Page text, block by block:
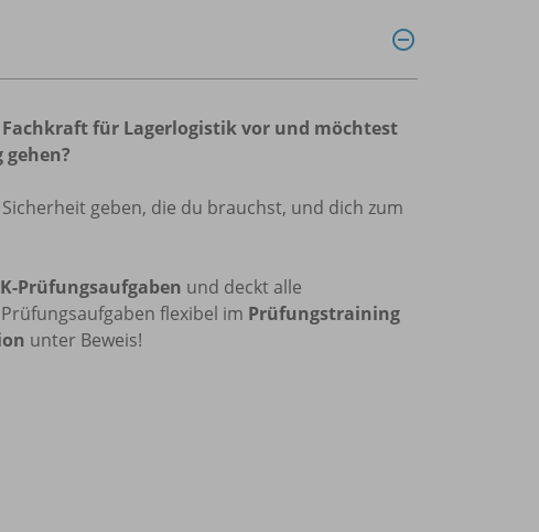
Fachkraft für Lagerlogistikvor und möchtest
geben, die du brauchst, und dich zum
Prüfungsaufgaben und deckt alle
flexibel im Prüfungstraining
unter Beweis!